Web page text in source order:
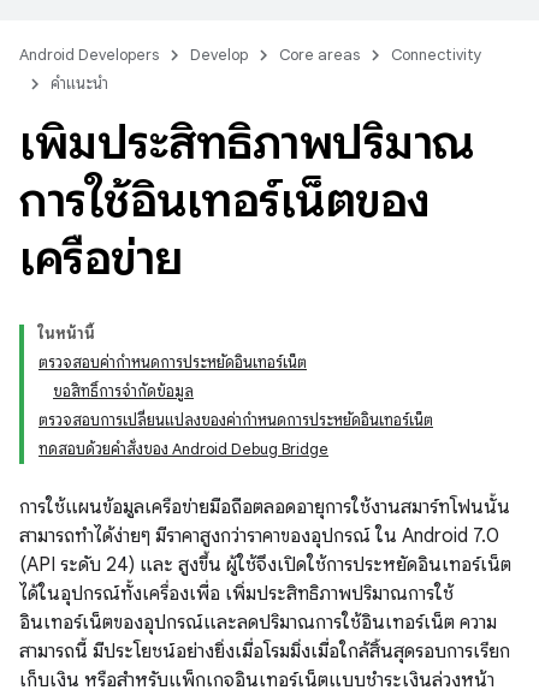
Android Developers Develop Core areas
Connectivity
คำแนะนำ
เพิ่มประสิทธิภาพปริมาณ
การใช้อินเทอร์เน็ตของ
เครือข่าย
ในหน้านี้
ตรวจสอบค่ากำหนดการประหยัดอินเทอร์เน็ต
ขอสิทธิ์การจำกัดข้อมูล
ตรวจสอบการเปลี่ยนแปลงของค่ากำหนดการประหยัดอินเทอร์เน็ต
ทดสอบด้วยคำสั่งของ Android Debug Bridge
การใช้แผนข้อมูลเครือข่ายมือถือตลอดอายุการใช้งานสมาร์ทโฟนนั้น
สามารถทำได้ง่ายๆ มีราคาสูงกว่าราคาของอุปกรณ์ ใน Android 7.0
(API ระดับ 24) และ สูงขึ้น ผู้ใช้จึงเปิดใช้การประหยัดอินเทอร์เน็ต
ได้ในอุปกรณ์ทั้งเครื่องเพื่อ เพิ่มประสิทธิภาพปริมาณการใช้
อินเทอร์เน็ตของอุปกรณ์และลดปริมาณการใช้อินเทอร์เน็ต ความ
สามารถนี้ มีประโยชน์อย่างยิ่งเมื่อโรมมิ่งเมื่อใกล้สิ้นสุดรอบการเรียก
เก็บเงิน หรือสำหรับแพ็กเกจอินเทอร์เน็ตแบบชำระเงินล่วงหน้า